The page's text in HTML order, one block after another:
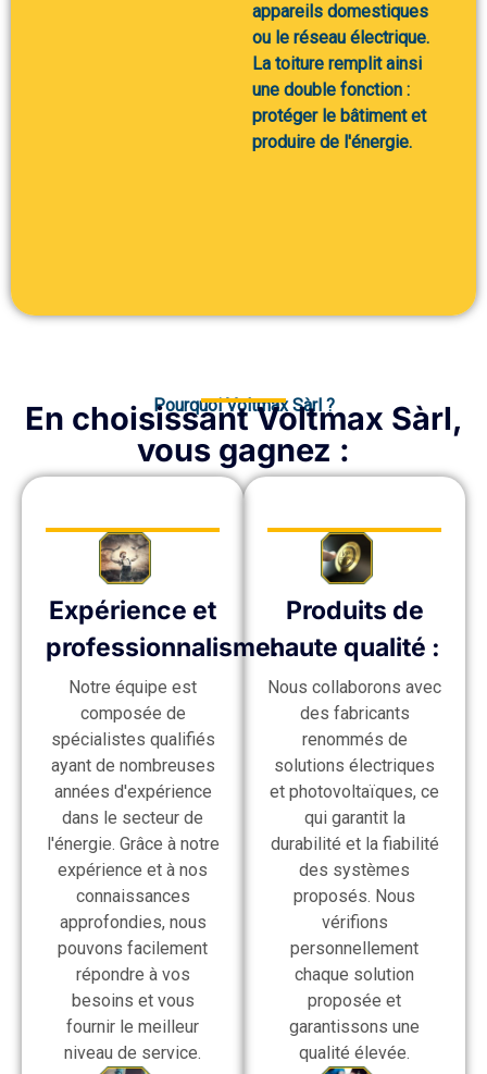
appareils domestiques
ou le réseau électrique.
La toiture remplit ainsi
une double fonction :
protéger le bâtiment et
produire de l'énergie.
Pourquoi Voltmax Sàrl ?
En choisissant Voltmax Sàrl,
vous gagnez :
Expérience et
professionnalisme:
Notre équipe est
composée de
spécialistes qualifiés
ayant de nombreuses
années d'expérience
dans le secteur de
l'énergie. Grâce à notre
expérience et à nos
connaissances
approfondies, nous
pouvons facilement
répondre à vos
besoins et vous
fournir le meilleur
niveau de service.
Produits de
haute qualité :
Nous collaborons avec
des fabricants
renommés de
solutions électriques
et photovoltaïques, ce
qui garantit la
durabilité et la fiabilité
des systèmes
proposés. Nous
vérifions
personnellement
chaque solution
proposée et
garantissons une
qualité élevée.